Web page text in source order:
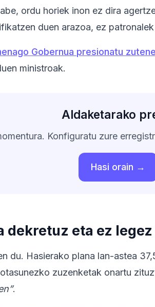
ordu horiek inon ez dira
duen arazoa, ez
Gobernua presionatu
ministroak.
Aldaketarako
Konfiguratu zure
Hasi orain →
eta ez legez
du. Hasierako plana lan-astea
zuzenketak onartu
.